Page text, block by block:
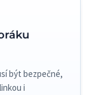
být bezpečné,
i